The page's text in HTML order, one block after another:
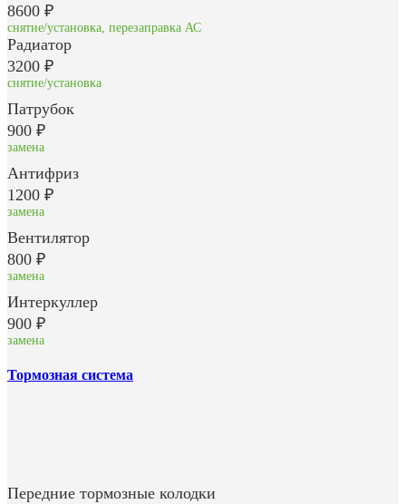
8600 ₽
снятие/установка, перезаправка АС
Радиатор
3200 ₽
снятие/установка
Патрубок
900 ₽
замена
Антифриз
1200 ₽
замена
Вентилятор
800 ₽
замена
Интеркуллер
900 ₽
замена
Тормозная система
Передние тормозные колодки